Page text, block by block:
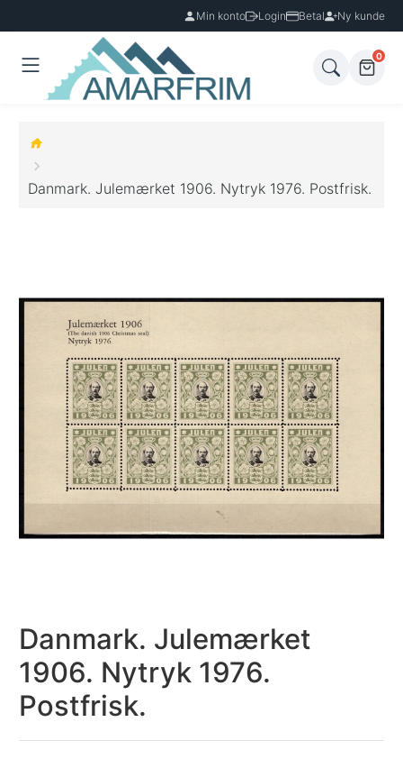
Min konto Login Betal Ny kunde
0
Danmark. Julemærket 1906. Nytryk 1976. Postfrisk.
Danmark. Julemærket
1906. Nytryk 1976.
Postfrisk.